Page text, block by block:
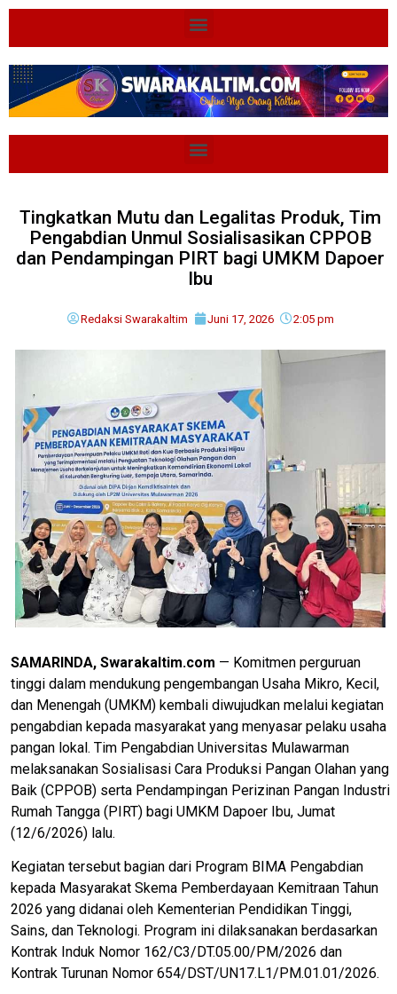
Tingkatkan Mutu dan Legalitas Produk, Tim
Pengabdian Unmul Sosialisasikan CPPOB
dan Pendampingan PIRT bagi UMKM Dapoer
Ibu
Redaksi Swarakaltim Juni 17, 2026 2:05 pm
SAMARINDA, Swarakaltim.com — Komitmen perguruan
tinggi dalam mendukung pengembangan Usaha Mikro, Kecil,
dan Menengah (UMKM) kembali diwujudkan melalui kegiatan
pengabdian kepada masyarakat yang menyasar pelaku usaha
pangan lokal. Tim Pengabdian Universitas Mulawarman
melaksanakan Sosialisasi Cara Produksi Pangan Olahan yang
Baik (CPPOB) serta Pendampingan Perizinan Pangan Industri
Rumah Tangga (PIRT) bagi UMKM Dapoer Ibu, Jumat
(12/6/2026) lalu.
Kegiatan tersebut bagian dari Program BIMA Pengabdian
kepada Masyarakat Skema Pemberdayaan Kemitraan Tahun
2026 yang didanai oleh Kementerian Pendidikan Tinggi,
Sains, dan Teknologi. Program ini dilaksanakan berdasarkan
Kontrak Induk Nomor 162/C3/DT.05.00/PM/2026 dan
Kontrak Turunan Nomor 654/DST/UN17.L1/PM.01.01/2026.